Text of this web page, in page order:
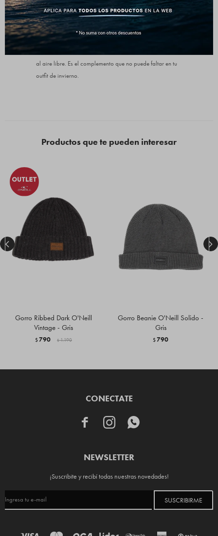
mientras que la etiqueta de cuero con logo le aporta un
toque distintivo y de calidad.
Para todos los días
al aire libre. Es el complemento que no puede faltar en tu
outfit de invierno.
Productos que te pueden interesar
Gorro Ribbed Dark O'Neill
Vintage - Gris
$790 $ 1.190
Gorro Beanie O'Neill Solido -
Gris
$790
 
CONECTATE
  
NEWSLETTER
¡Suscribite y recibí todas nuestras novedades!
SUSCRIBIRME